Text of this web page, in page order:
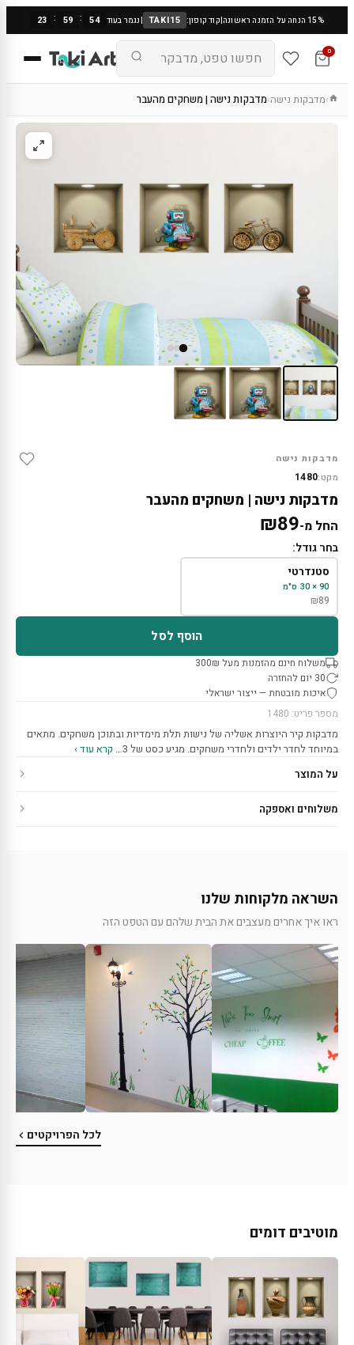
15% הנחה על הזמנה ראשונה |קוד קופון: TAKI15
|נגמר בעוד 23 : 59 : 54
0
›מדבקות נישה›מדבקות נישה | משחקים מהעבר
מדבקות נישה
מקט:1480
מדבקות נישה | משחקים מהעבר
החל מ- ₪89
בחר גודל:
סטנדרטי
90 × 30 ס"מ
₪89
הוסף לסל
משלוח חינם מהזמנות מעל 300₪
30 יום להחזרה
איכות מובטחת — ייצור ישראלי
מספר פריט: 1480
מדבקות קיר היוצרות אשליה של נישות תלת מימדיות ובתוכן משחקים. מתאים
במיוחד לחדר ילדים ולחדרי משחקים. מגיע כסט של 3…
קרא עוד ›
על המוצר
משלוחים ואספקה
השראה מלקוחות שלנו
ראו איך אחרים מעצבים את הבית שלהם עם הטפט הזה
לכל הפרויקטים
מוטיבים דומים